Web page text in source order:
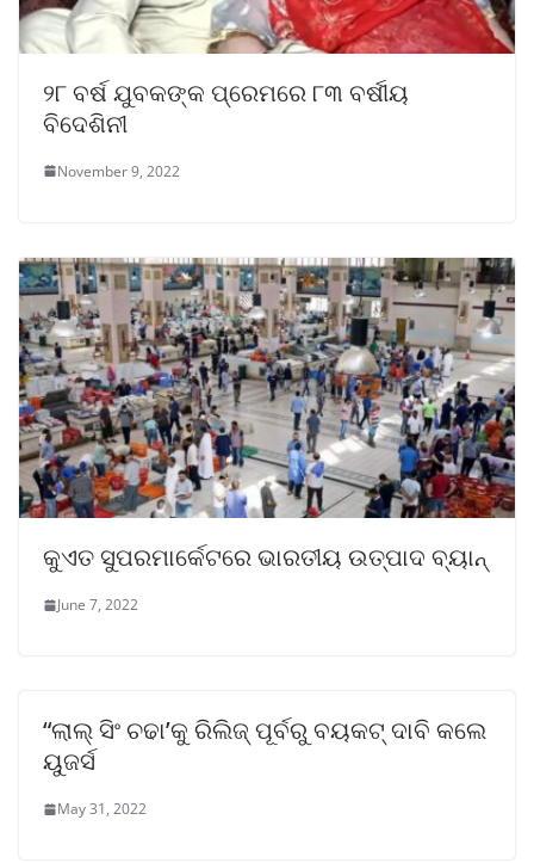
୨୮ ବର୍ଷ ଯୁବକଙ୍କ ପ୍ରେମରେ ୮୩ ବର୍ଷୀୟ
ବିଦେଶିନୀ
November 9, 2022
କୁଏତ ସୁପରମାର୍କେଟରେ ଭାରତୀୟ ଉତ୍ପାଦ ବ୍ୟାନ୍‌
June 7, 2022
“ଲାଲ୍ ସିଂ ଚଢା’କୁ ରିଲିଜ୍ ପୂର୍ବରୁ ବୟକଟ୍ ଦାବି କଲେ
ୟୁଜର୍ସ
May 31, 2022